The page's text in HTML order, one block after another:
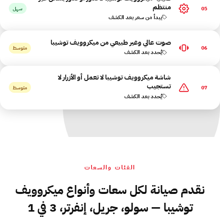
05
منتظم
يبدأ من سعر بعد الكشف
سهل
06
صوت عالي وغير طبيعي من ميكروويف توشيبا
يُحدد بعد الكشف
متوسط
07
شاشة ميكروويف توشيبا لا تعمل أو الأزرار لا
تستجيب
يُحدد بعد الكشف
متوسط
الفئات والسعات
نقدم صيانة لكل سعات وأنواع ميكروويف
توشيبا — سولو، جريل، إنفرتر، 3 في 1